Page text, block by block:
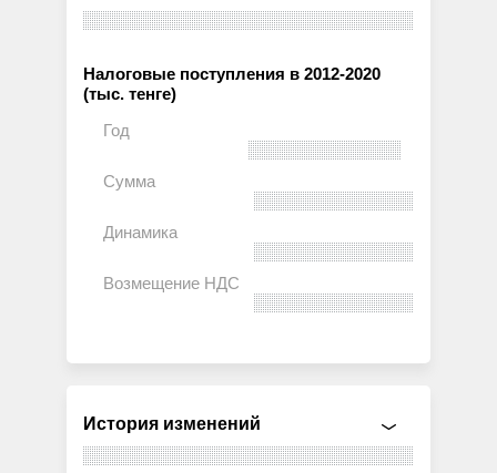
Налоговые поступления в 2012-2020
(тыс. тенге)
История изменений